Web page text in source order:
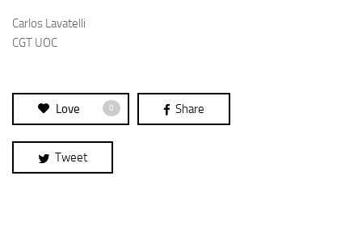
Carlos Lavatelli
CGT UOC
Love 0 Share
Tweet